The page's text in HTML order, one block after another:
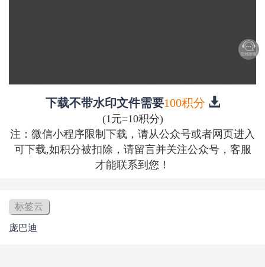
下载不带水印文件需要100积分
(1元=10积分)
注：微信小程序限制下载，请从公众号或者网页进入
可下载,如积分被扣除，请留言并关注公众号，客服
才能联系到您！
标签云
庞巴迪